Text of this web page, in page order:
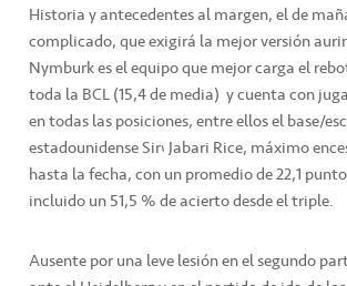
Historia y antecedentes al margen, el de
complicado, que exigirá la mejor versión
Nymburk es el equipo que mejor carga el
toda la BCL (15,4 de media) y cuenta con
en todas las posiciones, entre ellos el base/
estadounidense Sir’ Jabari Rice, máximo
hasta la fecha, con un promedio de 22,1
incluido un 51,5 % de acierto desde el triple.
Ausente por una leve lesión en el segundo